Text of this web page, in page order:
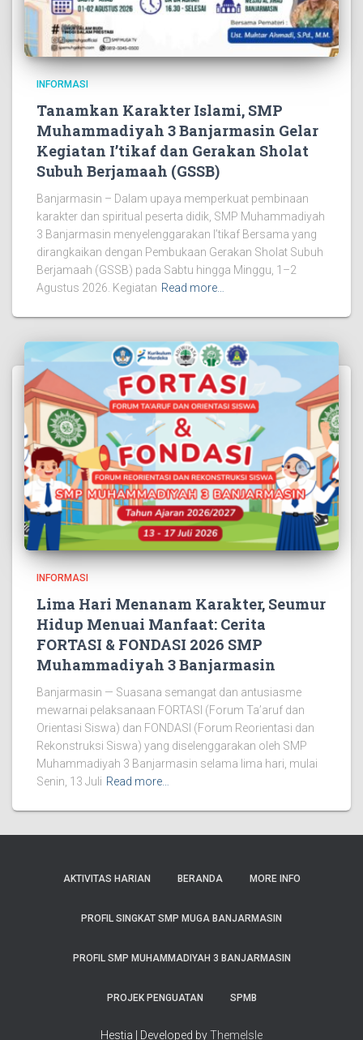
INFORMASI
Tanamkan Karakter Islami, SMP
Muhammadiyah 3 Banjarmasin Gelar
Kegiatan I’tikaf dan Gerakan Sholat
Subuh Berjamaah (GSSB)
Banjarmasin – Dalam upaya memperkuat pembinaan
karakter dan spiritual peserta didik, SMP Muhammadiyah
3 Banjarmasin menyelenggarakan I’tikaf Bersama yang
dirangkaikan dengan Pembukaan Gerakan Sholat Subuh
Berjamaah (GSSB) pada Sabtu hingga Minggu, 1–2
Agustus 2026. Kegiatan Read more…
INFORMASI
Lima Hari Menanam Karakter, Seumur
Hidup Menuai Manfaat: Cerita
FORTASI & FONDASI 2026 SMP
Muhammadiyah 3 Banjarmasin
Banjarmasin — Suasana semangat dan antusiasme
mewarnai pelaksanaan FORTASI (Forum Ta’aruf dan
Orientasi Siswa) dan FONDASI (Forum Reorientasi dan
Rekonstruksi Siswa) yang diselenggarakan oleh SMP
Muhammadiyah 3 Banjarmasin selama lima hari, mulai
Senin, 13 Juli Read more…
AKTIVITAS HARIAN BERANDA MORE INFO
PROFIL SINGKAT SMP MUGA BANJARMASIN
PROFIL SMP MUHAMMADIYAH 3 BANJARMASIN
PROJEK PENGUATAN SPMB
Hestia | Developed byThemeIsle